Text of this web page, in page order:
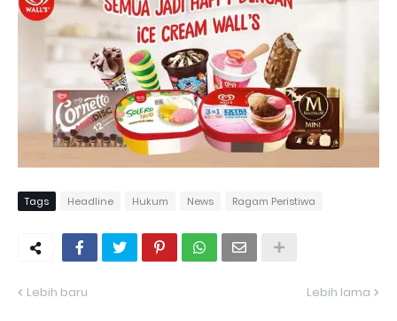
Tags Headline Hukum News Ragam Peristiwa
Lebih baru Lebih lama